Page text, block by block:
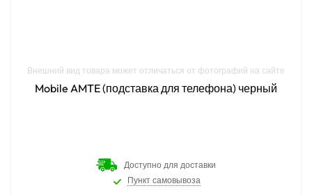
Внешний вид товара может отличаться от фотографий на сайте
Mobile AMTE (подставка для телефона) черный
Доступно для доставки
Пункт самовывоза